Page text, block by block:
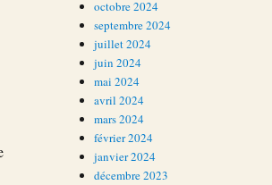
octobre 2024
septembre 2024
juillet 2024
juin 2024
mai 2024
avril 2024
mars 2024
février 2024
janvier 2024
décembre 2023